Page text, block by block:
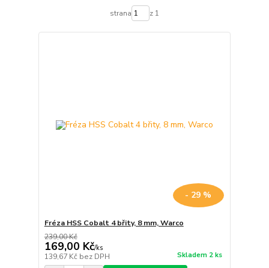
strana z 1
- 29 %
Fréza HSS Cobalt 4 břity, 8 mm, Warco
239,00 Kč
169,00 Kč/ks
139,67 Kč bez DPH Skladem 2 ks